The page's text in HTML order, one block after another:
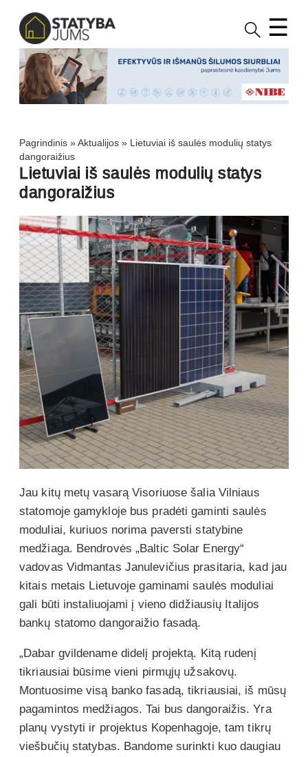
☰
Pagrindinis »Aktualijos » Lietuviai iš saulės modulių statys
dangoraižius
Lietuviai iš saulės modulių statys
dangoraižius
Jau kitų metų vasarą Visoriuose šalia Vilniaus
statomoje gamykloje bus pradėti gaminti saulės
moduliai, kuriuos norima paversti statybine
medžiaga. Bendrovės „Baltic Solar Energy“
vadovas Vidmantas Janulevičius prasitaria, kad jau
kitais metais Lietuvoje gaminami saulės moduliai
gali būti instaliuojami į vieno didžiausių Italijos
bankų statomo dangoraižio fasadą.
„Dabar gvildename didelį projektą. Kitą rudenį
tikriausiai būsime vieni pirmųjų užsakovų.
Montuosime visą banko fasadą, tikriausiai, iš mūsų
pagamintos medžiagos. Tai bus dangoraižis. Yra
planų vystyti ir projektus Kopenhagoje, tam tikrų
viešbučių statybas. Bandome surinkti kuo daugiau